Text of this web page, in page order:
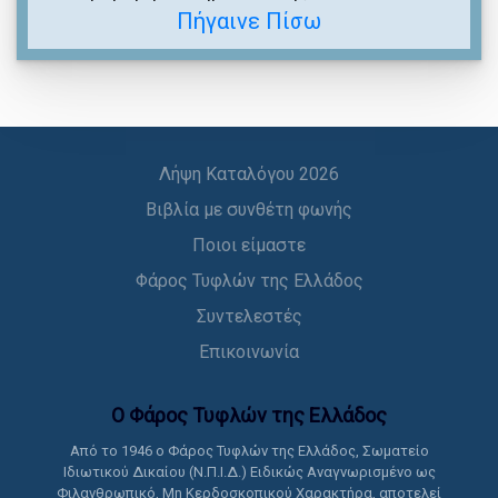
Πήγαινε Πίσω
Λήψη Καταλόγου 2026
Βιβλία με συνθέτη φωνής
Ποιοι είμαστε
Φάρος Τυφλών της Ελλάδος
Συντελεστές
Επικοινωνία
Ο Φάρος Τυφλών της Ελλάδoς
Από το 1946 ο Φάρος Τυφλών της Ελλάδος, Σωματείο
Ιδιωτικού Δικαίου (Ν.Π.Ι.Δ.) Ειδικώς Αναγνωρισμένο ως
Φιλανθρωπικό, Μη Κερδοσκοπικού Χαρακτήρα, αποτελεί